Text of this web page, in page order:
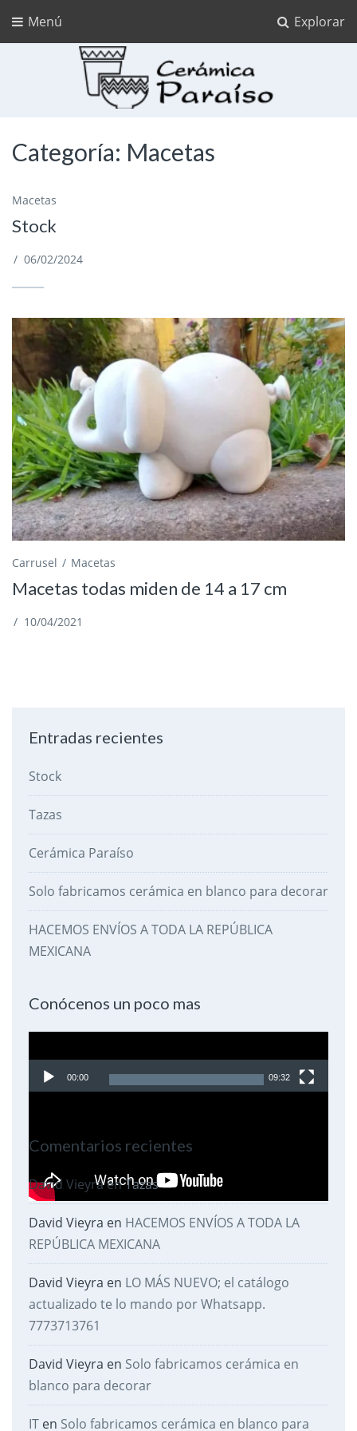
Explorar
Menú
Ceramica para pintar
Categoría: Macetas
Macetas
Stock
/ 06/02/2024
Carrusel Macetas
Macetas todas miden de 14 a 17 cm
/ 10/04/2021
Entradas recientes
Stock
Tazas
Cerámica Paraíso
Solo fabricamos cerámica en blanco para decorar
HACEMOS ENVÍOS A TODA LA REPÚBLICA
MEXICANA
Conócenos un poco mas
de
video
00:00 09:32
Comentarios recientes
David VieyraenTazas
David Vieyra en HACEMOS ENVÍOS A TODA LA
REPÚBLICA MEXICANA
David Vieyra en LO MÁS NUEVO; el catálogo
actualizado te lo mando por Whatsapp.
7773713761
David Vieyra en Solo fabricamos cerámica en
blanco para decorar
ITen Solo fabricamos cerámica en blanco para